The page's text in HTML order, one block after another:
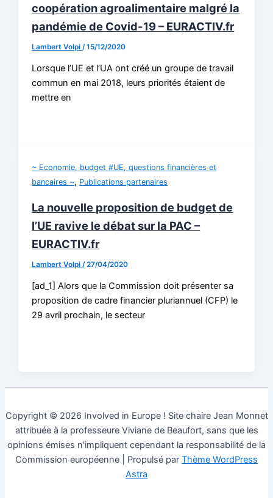
coopération agroalimentaire malgré la
pandémie de Covid-19 – EURACTIV.fr
Lambert Volpi /15/12/2020
Lorsque l’UE et l’UA ont créé un groupe de travail
commun en mai 2018, leurs priorités étaient de
mettre en
~ Economie, budget #UE, questions financières et
bancaires ~, Publications partenaires
La nouvelle proposition de budget de
l’UE ravive le débat sur la PAC –
EURACTIV.fr
Lambert Volpi/27/04/2020
[ad_1] Alors que la Commission doit présenter sa
proposition de cadre financier pluriannuel (CFP) le
29 avril prochain, le secteur
Copyright © 2026 Involved in Europe ! Site chaire Jean Monnet
attribuée à la professeure Viviane de Beaufort, sans que les
opinions émises n'impliquent cependant la responsabilité de la
Commission européenne | Propulsé par Thème WordPress
Astra